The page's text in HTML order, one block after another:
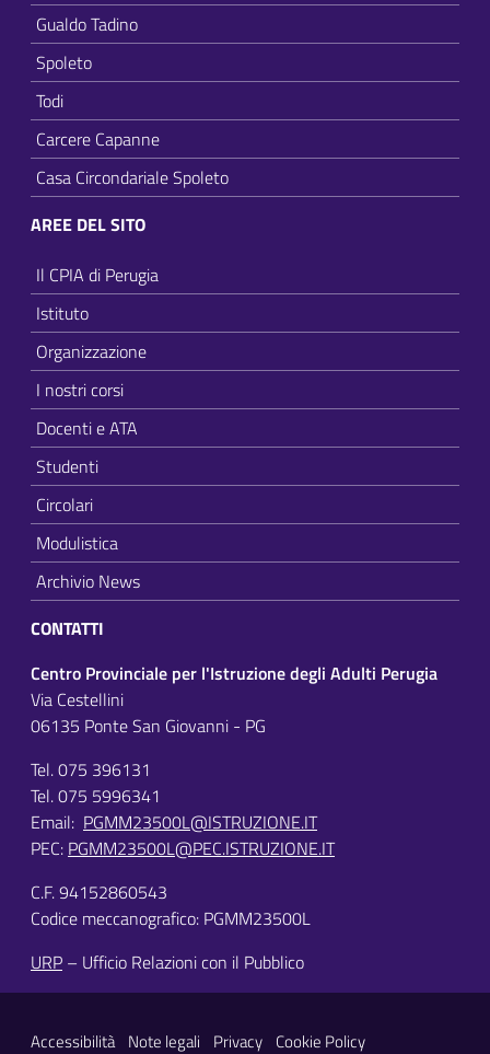
Gualdo Tadino
Spoleto
Todi
Carcere Capanne
Casa Circondariale Spoleto
AREE DEL SITO
Il CPIA di Perugia
Istituto
Organizzazione
I nostri corsi
Docenti e ATA
Studenti
Circolari
Modulistica
Archivio News
CONTATTI
Centro Provinciale per l'Istruzione degli Adulti Perugia
Via Cestellini
06135 Ponte San Giovanni - PG
Tel. 075 396131
Tel. 075 5996341
Email: PGMM23500L@ISTRUZIONE.IT
PEC: PGMM23500L@PEC.ISTRUZIONE.IT
C.F. 94152860543
Codice meccanografico: PGMM23500L
URP – Ufficio Relazioni con il Pubblico
Sezione Link Utili
Accessibilità Note legali Privacy Cookie Policy